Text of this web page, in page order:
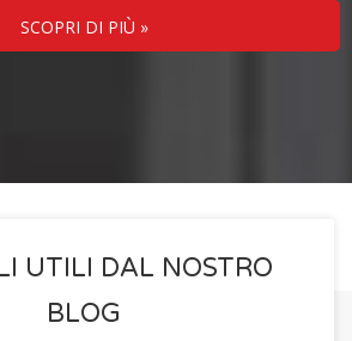
SCOPRI DI PIÙ »
UTILI DAL NOSTRO
BLOG